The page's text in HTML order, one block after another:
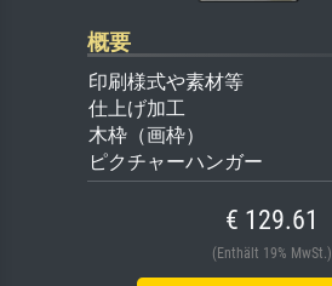
概要
印刷様式や素材等
仕上げ加工
木枠（画枠）
ピクチャーハンガー
€ 129.61
(Enthält 19% MwSt.)